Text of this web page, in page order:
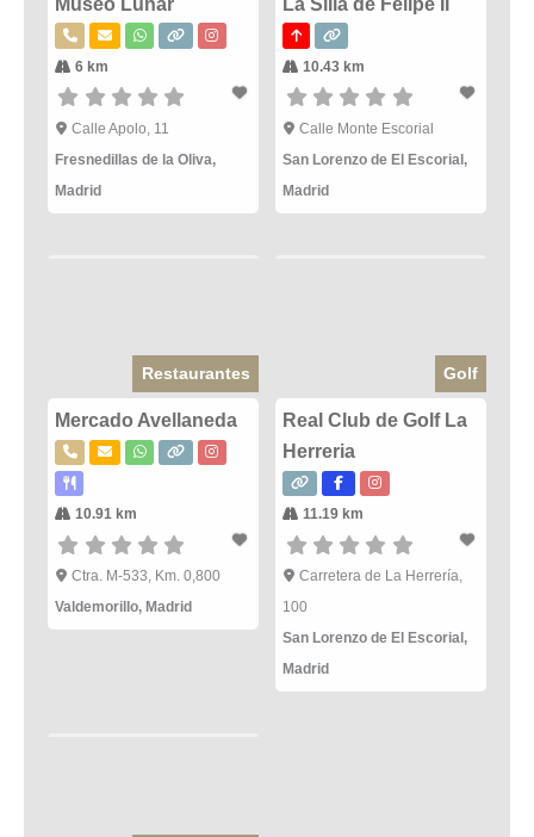
6 km
Calle Apolo, 11
Fresnedillas de la Oliva,
Madrid
10.43 km
Calle Monte Escorial
San Lorenzo de El Escorial,
Madrid
Restaurantes
Mercado Avellaneda
10.91 km
Ctra. M-533, Km. 0,800
Valdemorillo, Madrid
Golf
Real Club de Golf La
Herreria
11.19 km
Carretera de La Herrería,
100
San Lorenzo de El Escorial ,
Madrid